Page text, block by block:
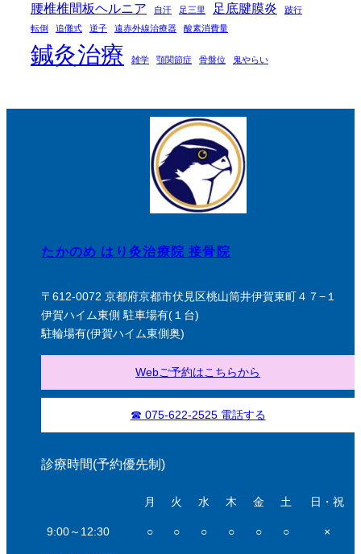
腰椎椎間板ヘルニア
自汗 足三里 足底腱膜炎
跛行
転倒
追儺式 逆子 遠赤外線治療器 酸素消費量
鍼灸治療 雑学 顎関節症 骨盤位 鬼やらい
たかのめ はり灸治療院 接骨院
〒612-0072 京都府京都市伏見区桃山筒井伊賀東町４７−１
伊賀ハイム東側 駐車場有(１台)
駐輪場有(伊賀ハイム東側奥)
Webご予約はこちらから
☎ 075-622-2525 電話する
診療時間(予約優先制)
月 火 水 木 金 土 日・祝
9:00～12:30 ○ ○ ○ ○ ○ ○ ×